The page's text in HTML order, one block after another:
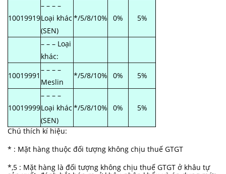
10019919
– – – –
Loại khác
(SEN)
*/5/8/10% 0% 5%
– – – Loại
khác:
10019991
– – – –
Meslin
*/5/8/10% 0% 5%
10019999
– – – –
Loại khác
(SEN)
*/5/8/10% 0% 5%
Chú thích kí hiệu:
* : Mặt hàng thuộc đối tượng không chịu thuế GTGT
*,5 : Mặt hàng là đối tượng không chịu thuế GTGT ở khâu tự